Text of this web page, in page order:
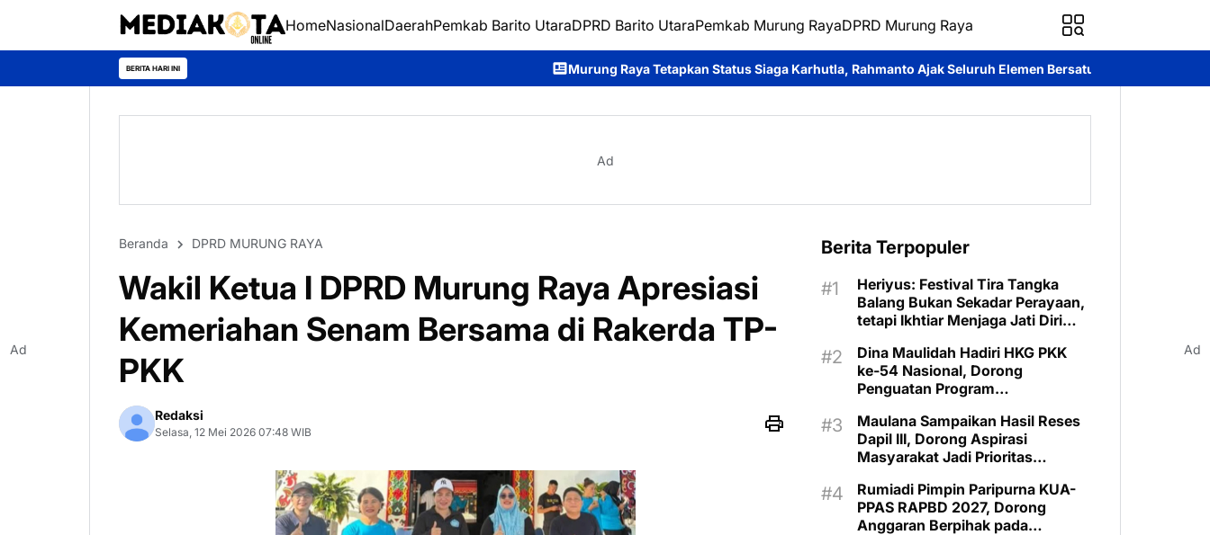
HomeNasionalDaerahPemkab Barito UtaraDPRD Barito UtaraPemkab Murung RayaDPRD Murung Raya
BERITA HARI INI Murung Raya Tetapkan Status Siaga Karhutla, Rahmanto Ajak Seluruh Elemen Bersatu Cegah Bencana Perkuat Sinergi dan
Ad
Beranda DPRD MURUNG RAYA
Wakil Ketua I DPRD Murung Raya Apresiasi
Kemeriahan Senam Bersama di Rakerda TP-
PKK
Redaksi
Selasa, 12 Mei 2026 07:48 WIB
Berita Terpopuler
Heriyus: Festival Tira Tangka
Balang Bukan Sekadar Perayaan,
tetapi Ikhtiar Menjaga Jati Diri
Dina Maulidah Hadiri HKG PKK
ke-54 Nasional, Dorong
Penguatan Program
Murung Raya
Maulana Sampaikan Hasil Reses
Dapil III, Dorong Aspirasi
Masyarakat Jadi Prioritas
Rumiadi Pimpin Paripurna KUA-
PPAS RAPBD 2027, Dorong
Anggaran Berpihak pada
Ad Ad